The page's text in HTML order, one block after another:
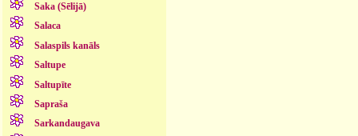
Saka (Sēlijā)
Salaca
Salaspils kanāls
Saltupe
Saltupīte
Sapraša
Sarkandaugava